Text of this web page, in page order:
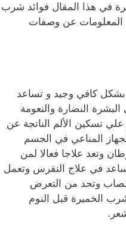
في هذا المقال فوائد شرب
المعلومات عن وصفات
بشكل كافي وجيد و تساعد
النضارة والنعومة
تسكين الألم الناتجة عن
المناعي في الجسم
وتعد علاجا فعالا لمن
في علاج النقرس وتعمل
وتحد من التعرض
الخميرة قبل النوم